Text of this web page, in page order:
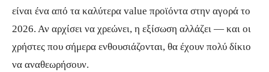
είναι ένα από τα καλύτερα value προϊόντα στην αγορά το
2026. Αν αρχίσει να χρεώνει, η εξίσωση αλλάζει — και οι
χρήστες που σήμερα ενθουσιάζονται, θα έχουν πολύ δίκιο
να αναθεωρήσουν.